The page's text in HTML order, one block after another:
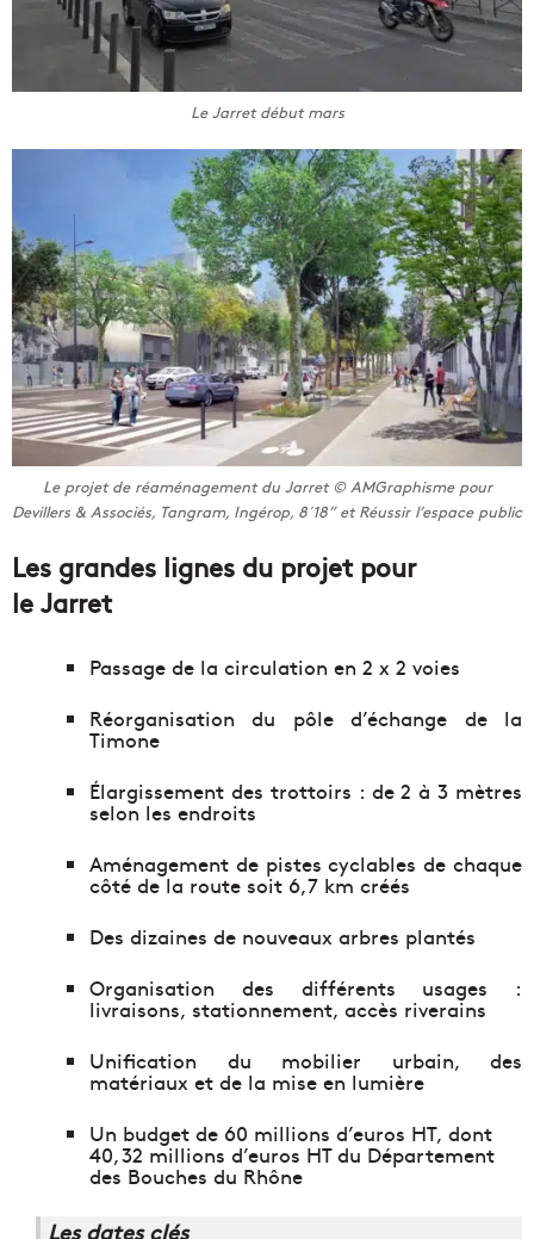
Le Jarret début mars
Le projet de réaménagement du Jarret © AMGraphisme pour
Devillers & Associés, Tangram, Ingérop, 8´18” et Réussir l’espace public
Les grandes lignes du projet pour
le Jarret
Passage de la circulation en 2 x 2 voies
Réorganisation du pôle d’échange de la
Timone
Élargissement des trottoirs : de 2 à 3 mètres
selon les endroits
Aménagement de pistes cyclables de chaque
côté de la route soit 6,7 km créés
Des dizaines de nouveaux arbres plantés
Organisation des différents usages :
livraisons, stationnement, accès riverains
Unification du mobilier urbain, des
matériaux et de la mise en lumière
Un budget de 60 millions d’euros HT, dont
40,32 millions d’euros HT du Département
des Bouches du Rhône
Les dates clés